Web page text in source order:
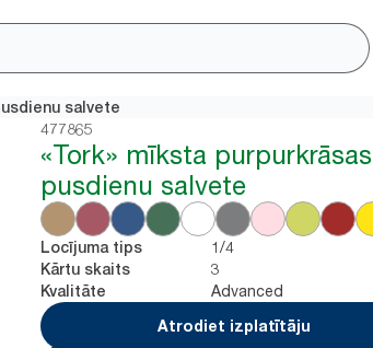
salvete
477865
«Tork» mīksta purpurkrāsas
pusdienu salvete
Locījuma tips 1/4
Kārtu skaits 3
Kvalitāte
Advanced
Atrodiet izplatītāju